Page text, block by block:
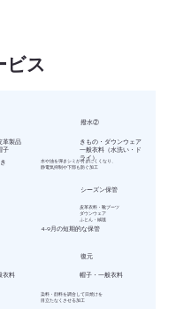
ビス
革製品
子
きもの・ダウンウェア
一般衣料（水洗い・ド
ライ）
水や油を弾きシミが付きにくくなり、
静電気抑制や下部も防ぐ加工
撥水②
皮革衣料・靴ブーツ
ダウンウェア
ふとん・絨毯
4-9月の短期的な保管
シーズン保管
衣料 帽子・一般衣料
染料・顔料を調合して日焼けを
目立たなくさせる加工
復元